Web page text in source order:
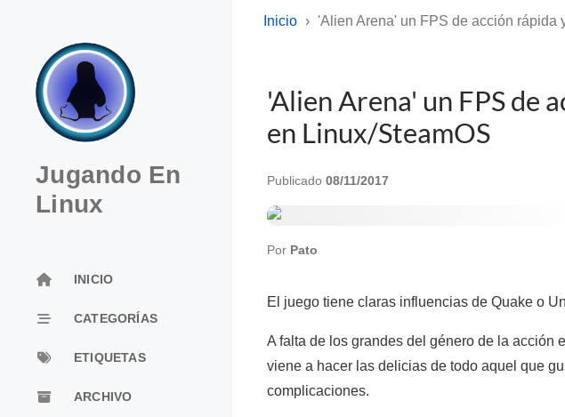
Jugando En
Linux
INICIO
CATEGORÍAS
ETIQUETAS
ARCHIVO
Inicio 'Alien Arena' un FPS de acción rápida
'Alien Arena' un FPS de
en Linux/SteamOS
Publicado 08/11/2017
Por Pato
El juego tiene claras influencias de Quake o
A falta de los grandes del género de la acción
viene a hacer las delicias de todo aquel que
complicaciones.